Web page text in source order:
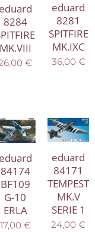
eduard
8284
MK.VIII
€
eduard
8281
SPITFIRE
MK.IXC
36,00€
eduard
84174
BF109
G-10
ERLA
17,00€
eduard
84171
TEMPEST
MK.V
SERIE 1
24,00 €